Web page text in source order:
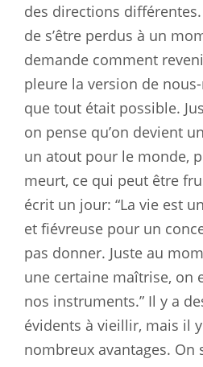
des directions
de s’être perdus à un
demande comment
pleure la version de
que tout était possible.
on pense qu’on devient
un atout pour le monde,
meurt, ce qui peut être
écrit un jour: “La vie est
et fiévreuse pour un
pas donner. Juste au
une certaine maîtrise, on
nos instruments.” Il y a
évidents à vieillir, mais il
nombreux avantages. On